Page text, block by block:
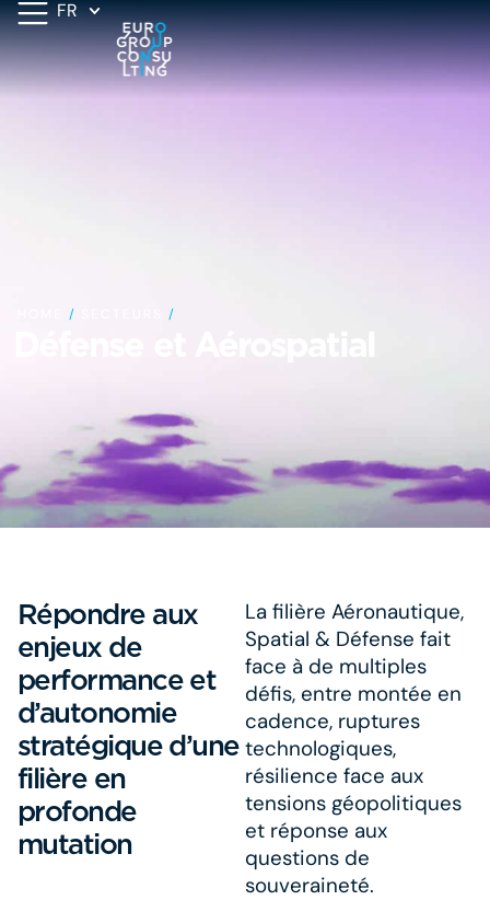
FR
/ /
Répondre aux
enjeux de
performance et
d’autonomie
stratégique d’une
filière en
profonde
mutation
La filière Aéronautique,
Spatial & Défense fait
face à de multiples
défis, entre montée en
cadence, ruptures
technologiques,
résilience face aux
tensions géopolitiques
et réponse aux
questions de
souveraineté.